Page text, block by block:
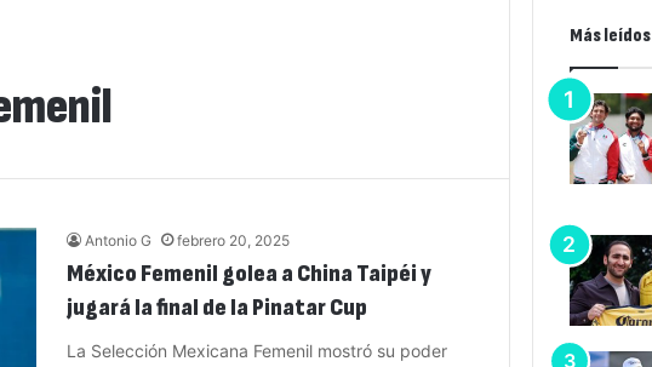
Antonio G febrero 20, 2025
México Femenil golea a China Taipéi y
jugará la final de la Pinatar Cup
La Selección Mexicana Femenil mostró su poder
Más leídos